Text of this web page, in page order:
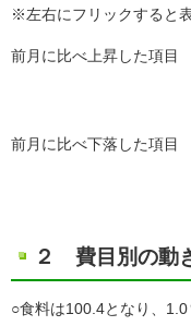
※左右にフリックすると
前月に比べ上昇した項目
前月に比べ下落した項目
２ 費目別の動
○食料は100.4となり、1.0